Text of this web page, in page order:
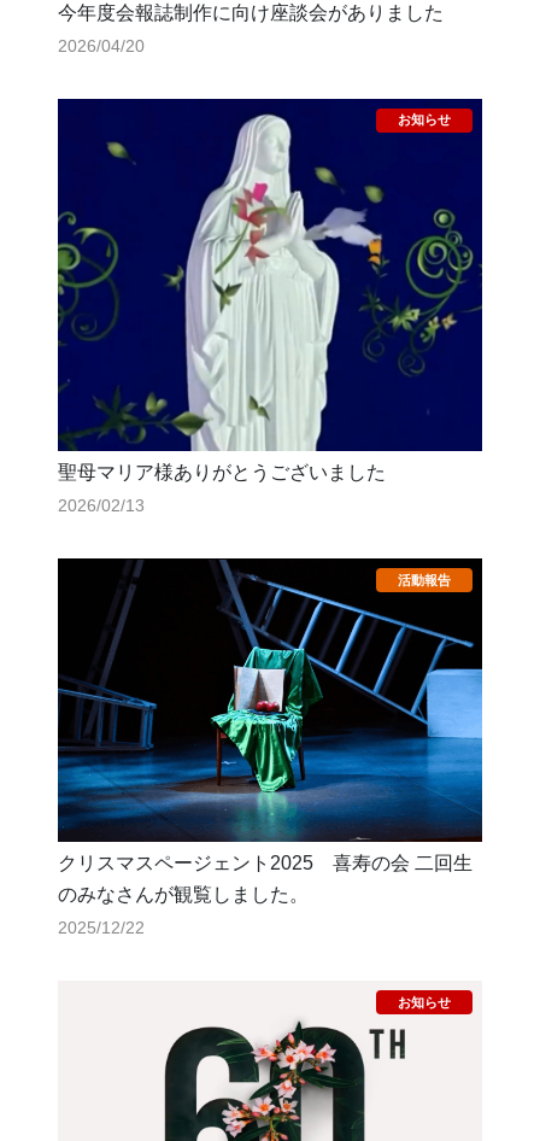
今年度会報誌制作に向け座談会がありました
2026/04/20
聖母マリア様ありがとうございました
2026/02/13
クリスマスページェント2025 喜寿の会 二回生
のみなさんが観覧しました。
2025/12/22